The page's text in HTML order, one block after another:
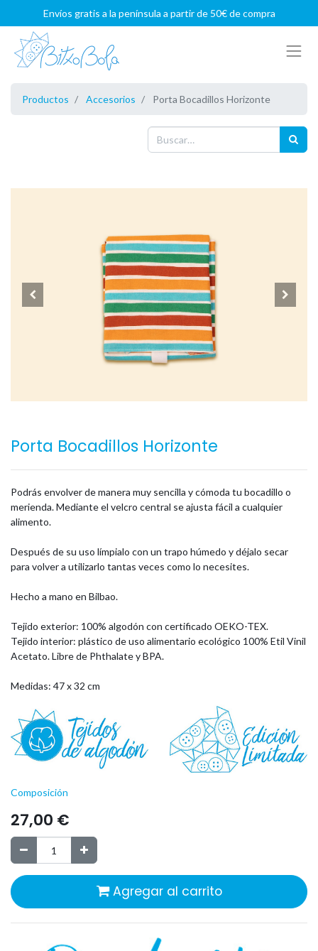
Envíos gratis a la península a partir de 50€ de compra
Productos Accesorios Porta Bocadillos Horizonte
Porta Bocadillos Horizonte
Podrás envolver de manera muy sencilla y cómoda tu bocadillo o
merienda. Mediante el velcro central se ajusta fácil a cualquier
alimento.
Después de su uso límpialo con un trapo húmedo y déjalo secar
para volver a utilizarlo tantas veces como lo necesites.
Hecho a mano en Bilbao.
Tejido exterior: 100% algodón con certificado OEKO-TEX.
Tejido interior: plástico de uso alimentario ecológico 100% Etil Vinil
Acetato. Libre de Phthalate y BPA.
Medidas: 47 x 32 cm
Composición
27,00 €
Agregar al carrito